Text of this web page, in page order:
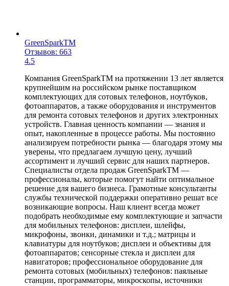
GreenSparkTM
Отзывов: 663
4.5
Компания GreenSparkTM на протяжении 13 лет является
крупнейшим на российском рынке поставщиком
комплектующих для сотовых телефонов, ноутбуков,
фотоаппаратов, а также оборудования и инструментов
для ремонта сотовых телефонов и других электронных
устройств. Главная ценность компании — знания и
опыт, накопленные в процессе работы. Мы постоянно
анализируем потребности рынка — благодаря этому мы
уверены, что предлагаем лучшую цену, лучший
ассортимент и лучший сервис для наших партнеров.
Специалисты отдела продаж GreenSparkTM —
профессионалы, которые помогут найти оптимальное
решение для вашего бизнеса. Грамотные консультанты
службы технической поддержки оперативно решат все
возникающие вопросы. Наш клиент всегда может
подобрать необходимые ему комплектующие и запчасти
для мобильных телефонов: дисплеи, шлейфы,
микрофоны, звонки, динамики и т.д.; матрицы и
клавиатуры для ноутбуков; дисплеи и объективы для
фотоаппаратов; сенсорные стекла и дисплеи для
навигаторов; профессиональное оборудование для
ремонта сотовых (мобильных) телефонов: паяльные
станции, программаторы, микроскопы, источники